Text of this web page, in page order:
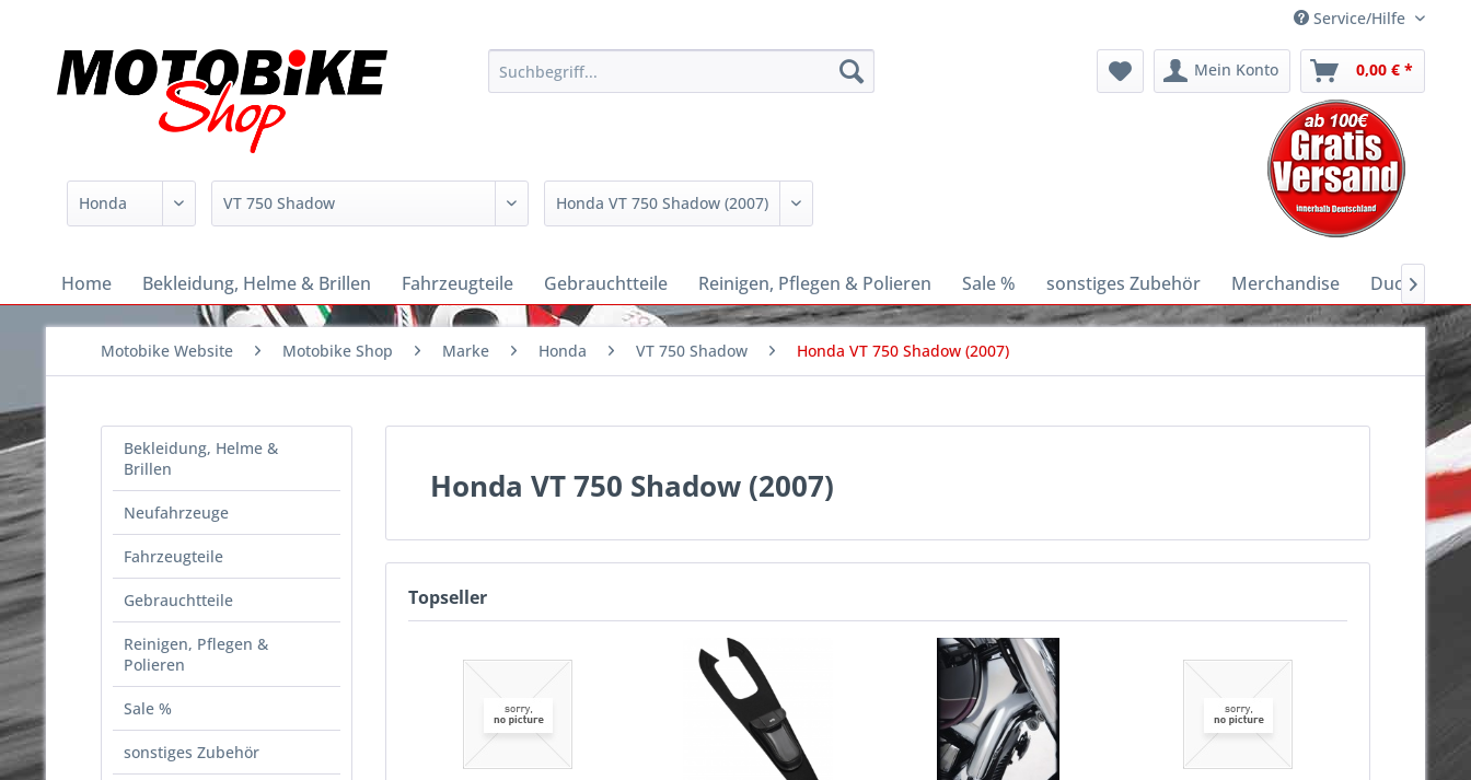
Service/Hilfe
Mein Konto 0,00 € *
Home Bekleidung, Helme & Brillen Fahrzeugteile Gebrauchtteile Reinigen, Pflegen & Polieren Sale % sonstiges Zubehör Merchandise Ducati E-

Motobike Website Motobike Shop Marke Honda VT 750 Shadow Honda VT 750 Shadow (2007)
Bekleidung, Helme &
Brillen
Neufahrzeuge
Fahrzeugteile
Gebrauchtteile
Reinigen, Pflegen &
Polieren
Sale %
sonstiges Zubehör
Honda VT 750 Shadow (2007)
Topseller